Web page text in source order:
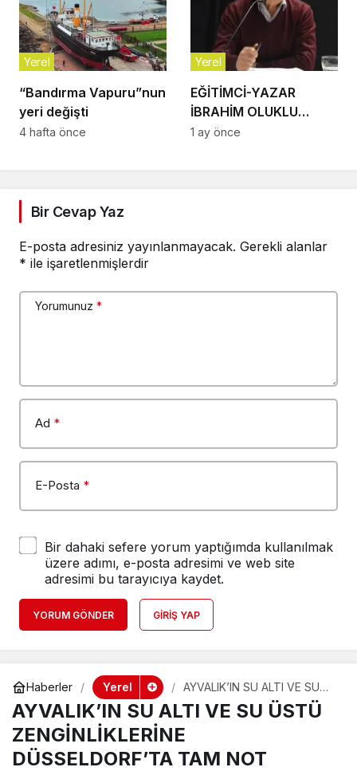
“Bandırma Vapuru”nun
yeri değişti
Yerel
4 hafta önce
EĞİTİMCİ-YAZAR
İBRAHİM OLUKLU
VEFAT ETTİ
Yerel
1 ay önce
Bir Cevap Yaz
E-posta adresiniz yayınlanmayacak. Gerekli alanlar
* ile işaretlenmişlerdir
Yorumunuz *
Ad *
E-Posta *
Bir dahaki sefere yorum yaptığımda kullanılmak
üzere adımı, e-posta adresimi ve web site
adresimi bu tarayıcıya kaydet.
YORUM GÖNDER GIRIŞ YAP
Haberler Yerel
AYVALIK’IN SU ALTI VE SU
ÜSTÜ ZENGİNLİKLERİNE
DÜSSELDORF’TA TAM NOT
AYVALIK’IN SU ALTI VE SU ÜSTÜ
ZENGİNLİKLERİNE
DÜSSELDORF’TA TAM NOT